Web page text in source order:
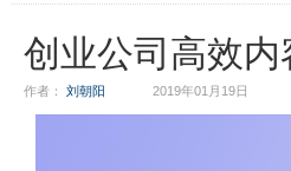
创业公司高效
作者： 刘朝阳 2019年01月19日